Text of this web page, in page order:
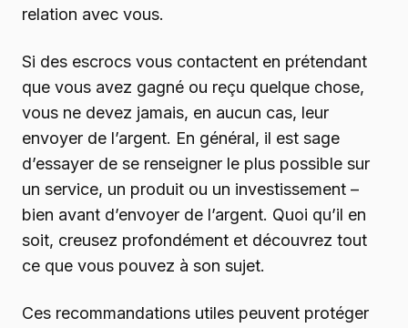
relation avec vous.
Si des escrocs vous contactent en prétendant
que vous avez gagné ou reçu quelque chose,
vous ne devez jamais, en aucun cas, leur
envoyer de l’argent. En général, il est sage
d’essayer de se renseigner le plus possible sur
un service, un produit ou un investissement –
bien avant d’envoyer de l’argent. Quoi qu’il en
soit, creusez profondément et découvrez tout
ce que vous pouvez à son sujet.
Ces recommandations utiles peuvent protéger